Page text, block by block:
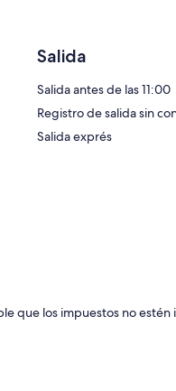
Salida
Salida antes de las 11:00
Registro de salida sin
Salida exprés
que los impuestos no